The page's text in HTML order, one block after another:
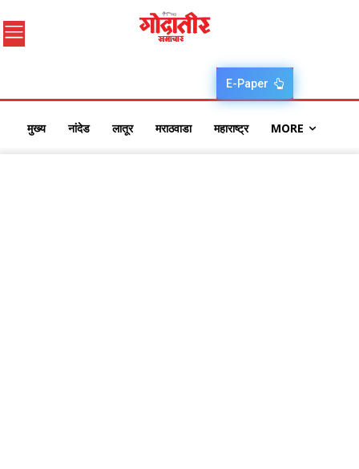
E-Paper
मुख्य नांदेड लातूर मराठवाडा महाराष्ट्र MORE